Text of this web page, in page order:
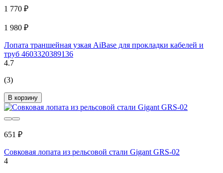
1 770 ₽
1 980 ₽
Лопата траншейная узкая AiBase для прокладки кабелей и
труб 4603320389136
4.7
(3)
В корзину
651 ₽
Совковая лопата из рельсовой стали Gigant GRS-02
4